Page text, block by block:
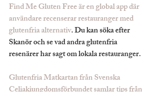
Find Me Gluten Free är en global app där
användare recenserar restauranger med
glutenfria alternativ. Du kan söka efter
Skanör och se vad andra glutenfria
resenärer har sagt om lokala restauranger.
Glutenfria Matkartan från Svenska